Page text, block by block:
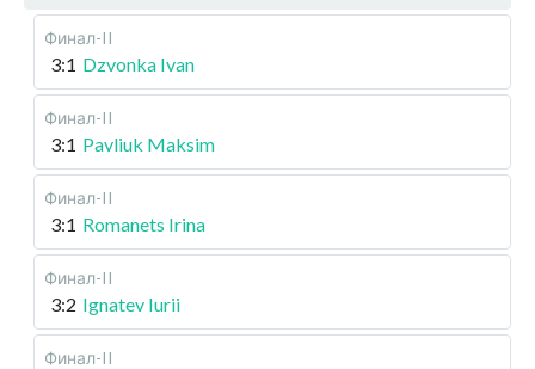
Финал-II
3:1 Dzvonka Ivan
Финал-II
3:1 Pavliuk Maksim
Финал-II
3:1 Romanets Irina
Финал-II
3:2 Ignatev Iurii
Финал-II